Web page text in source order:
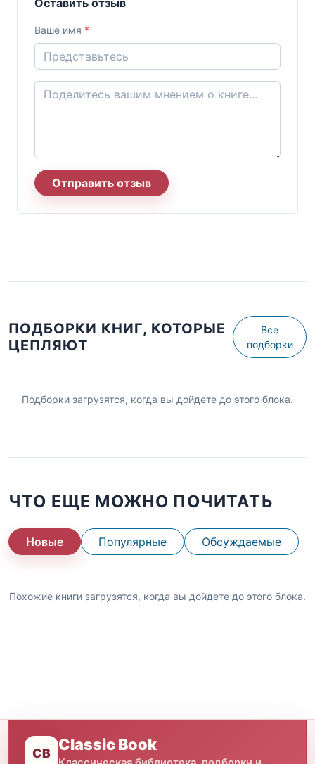
Оставить отзыв
Ваше имя *
Отправить отзыв
ПОДБОРКИ КНИГ, КОТОРЫЕ
ЦЕПЛЯЮТ
Все
подборки
Подборки загрузятся, когда вы дойдете до этого блока.
ЧТО ЕЩЕ МОЖНО ПОЧИТАТЬ
Новые Популярные Обсуждаемые
Похожие книги загрузятся, когда вы дойдете до этого блока.
CB Classic Book